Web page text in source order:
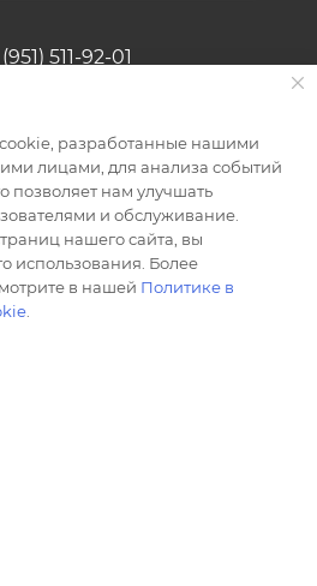
511-92-01
склад ТЦ "Альтус"
обл, Аксайский р-н,
Малое Зеленое
3, ТЦ "Альтус" 1 этаж
на карте
разработанные нашими
лицами, для анализа событий
позволяет нам улучшать
и обслуживание.
нашего сайта, вы
использования. Более
в нашей Политике в